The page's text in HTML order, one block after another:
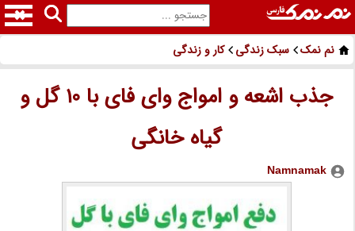
نم نمک سبک زندگی کار و زندگی
جذب اشعه و امواج وای فای با 10 گل و
گیاه خانگی
Namnamak